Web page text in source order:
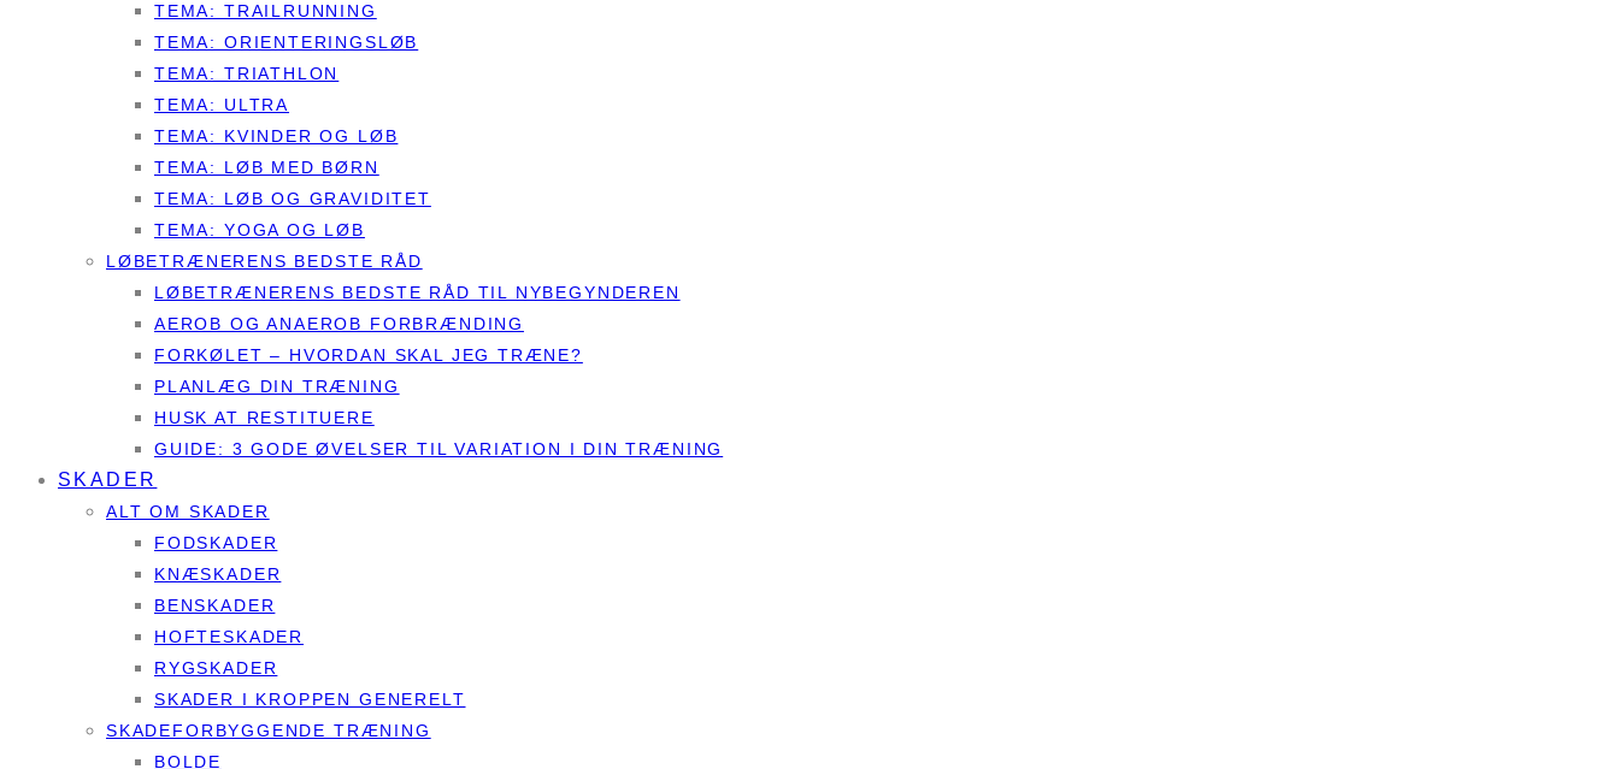
TEMA: TRAILRUNNING
TEMA: ORIENTERINGSLØB
TEMA: TRIATHLON
TEMA: ULTRA
TEMA: KVINDER OG LØB
TEMA: LØB MED BØRN
TEMA: LØB OG GRAVIDITET
TEMA: YOGA OG LØB
LØBETRÆNERENS BEDSTE RÅD
LØBETRÆNERENS BEDSTE RÅD TIL NYBEGYNDEREN
AEROB OG ANAEROB FORBRÆNDING
FORKØLET – HVORDAN SKAL JEG TRÆNE?
PLANLÆG DIN TRÆNING
HUSK AT RESTITUERE
GUIDE: 3 GODE ØVELSER TIL VARIATION I DIN TRÆNING
SKADER
ALT OM SKADER
FODSKADER
KNÆSKADER
BENSKADER
HOFTESKADER
RYGSKADER
SKADER I KROPPEN GENERELT
SKADEFORBYGGENDE TRÆNING
BOLDE